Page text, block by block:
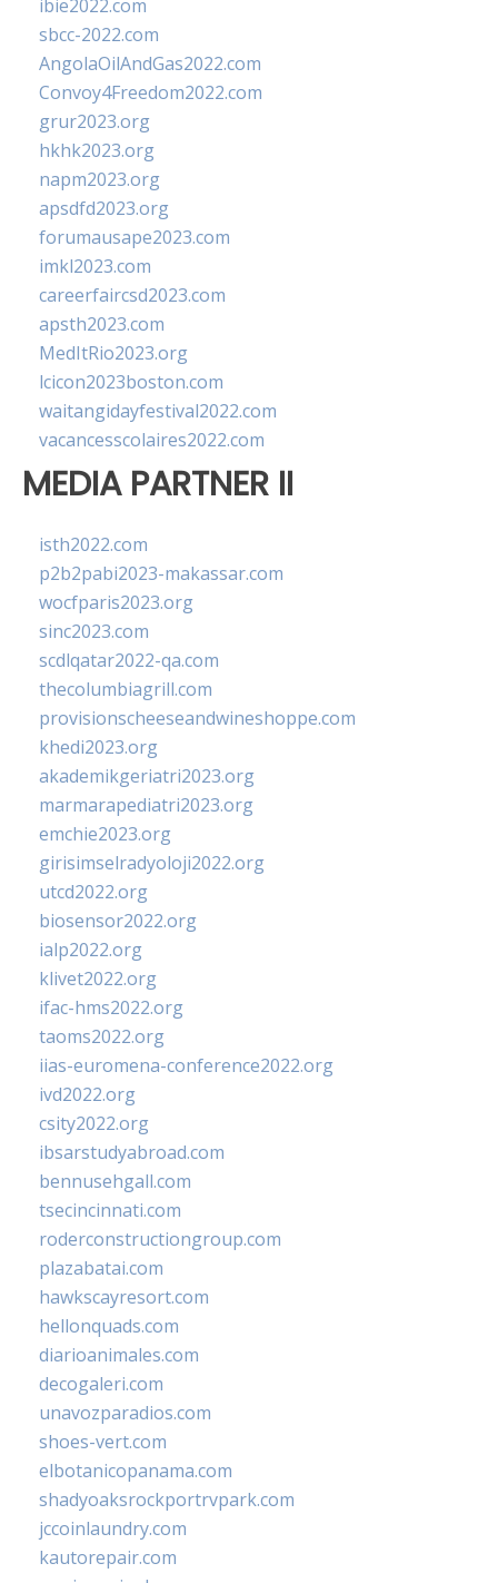
ibie2022.com
sbcc-2022.com
AngolaOilAndGas2022.com
Convoy4Freedom2022.com
grur2023.org
hkhk2023.org
napm2023.org
apsdfd2023.org
forumausape2023.com
imkl2023.com
careerfaircsd2023.com
apsth2023.com
MedItRio2023.org
lcicon2023boston.com
waitangidayfestival2022.com
vacancesscolaires2022.com
MEDIA PARTNER II
isth2022.com
p2b2pabi2023-makassar.com
wocfparis2023.org
sinc2023.com
scdlqatar2022-qa.com
thecolumbiagrill.com
provisionscheeseandwineshoppe.com
khedi2023.org
akademikgeriatri2023.org
marmarapediatri2023.org
emchie2023.org
girisimselradyoloji2022.org
utcd2022.org
biosensor2022.org
ialp2022.org
klivet2022.org
ifac-hms2022.org
taoms2022.org
iias-euromena-conference2022.org
ivd2022.org
csity2022.org
ibsarstudyabroad.com
bennusehgall.com
tsecincinnati.com
roderconstructiongroup.com
plazabatai.com
hawkscayresort.com
hellonquads.com
diarioanimales.com
decogaleri.com
unavozparadios.com
shoes-vert.com
elbotanicopanama.com
shadyoaksrockportrvpark.com
jccoinlaundry.com
kautorepair.com